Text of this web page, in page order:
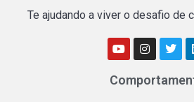
Te ajudando a viver o desafio de